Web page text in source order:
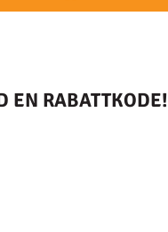
EN RABATTKODE!